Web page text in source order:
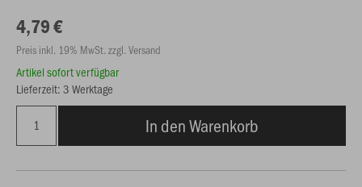
4,79 €
Preis inkl. 19% MwSt. zzgl. Versand
Artikel sofort verfügbar
Lieferzeit: 3 Werktage
In den Warenkorb